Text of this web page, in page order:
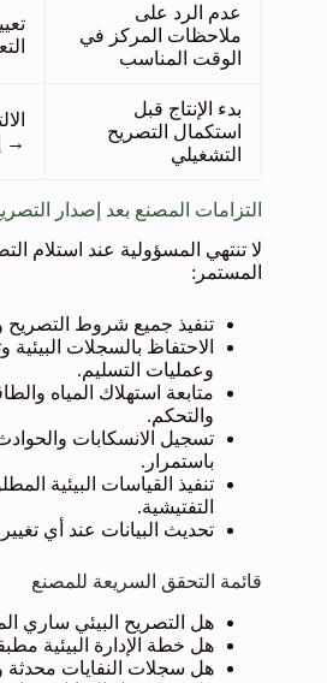
عدم الرد على
ملاحظات المركز في
الوقت المناسب
بدء الإنتاج قبل
استكمال التصريح
التشغيلي
→
التزامات المصنع بعد إصدار
لا تنتهي المسؤولية عند استلام
المستمر:
تنفيذ جميع شروط التصريح
الاحتفاظ بالسجلات البيئية
وعمليات التسليم.
متابعة استهلاك المياه
والتحكم.
تسجيل الانسكابات
باستمرار.
تنفيذ القياسات البيئية
التفتيشية.
تحديث البيانات عند أي
قائمة التحقق السريعة للمصنع
هل التصريح البيئي ساري
هل خطة الإدارة البيئية
هل سجلات النفايات محدثة